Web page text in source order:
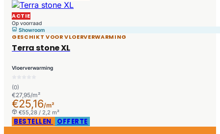
ACTIE
Op voorraad
Showroom
GESCHIKT VOOR VLOERVERWARMING
Terra stone XL
Vloerverwarming
(0)
€27,95/m²
€25,16/m²
€55,28 / 2,2 m²
BESTELLEN OFFERTE